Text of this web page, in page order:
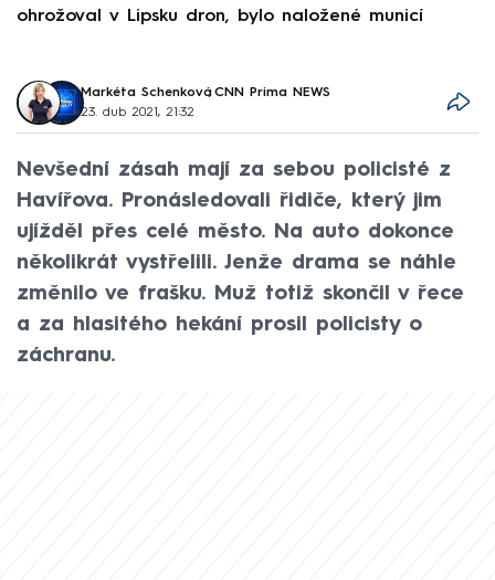
ohrožoval v Lipsku dron, bylo naložené municí
Markéta Schenková, CNN Prima NEWS
23. dub 2021, 21:32
Nevšední zásah mají za sebou policisté z
Havířova. Pronásledovali řidiče, který jim
ujížděl přes celé město. Na auto dokonce
několikrát vystřelili. Jenže drama se náhle
změnilo ve frašku. Muž totiž skončil v řece
a za hlasitého hekání prosil policisty o
záchranu.